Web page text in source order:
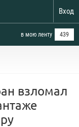
Вход
в мою ленту 439
взломал